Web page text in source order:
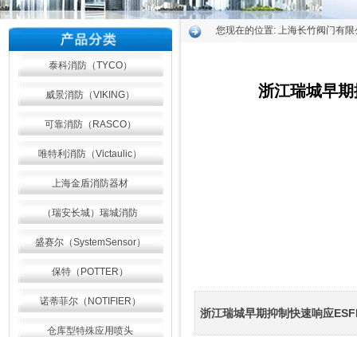
泰科消防（TYCO）
威景消防（VIKING）
可靠消防（RASCO）
唯特利消防（Victaulic）
上海金盾消防器材
（瑞安长城）瑞城消防
盛赛尔（SystemSensor）
保特（POTTER）
诺蒂菲尔（NOTIFIER）
仓库型特殊应用喷头
您现在的位置: 上海长竹阀门有限
浙江瑞城早
浙江瑞城早期抑制快速响应